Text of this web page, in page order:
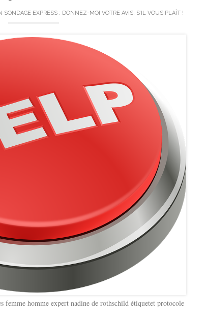
SONDAGE EXPRESS : DONNEZ-MOI VOTRE AVIS, S’IL VOUS PLAÎT !
femme homme expert nadine de rothschild étiquetet protocole